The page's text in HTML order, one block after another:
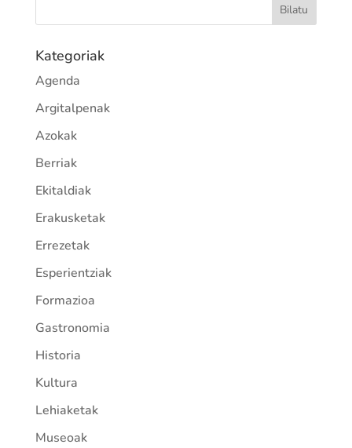
Kategoriak
Agenda
Argitalpenak
Azokak
Berriak
Ekitaldiak
Erakusketak
Errezetak
Esperientziak
Formazioa
Gastronomia
Historia
Kultura
Lehiaketak
Museoak